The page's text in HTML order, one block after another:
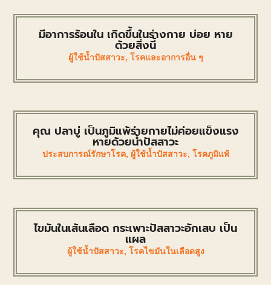
มีอาการร้อนใน เกิดขึ้นในร่างกาย บ่อย หาย
ด้วยสิ่งนี้
ผู้ใช้น้ำปัสสาวะ, โรคและอาการอื่น ๆ
คุณ ปลาบู่ เป็นภูมิแพ้ร่ายกายไม่ค่อยแข็งแรง
หายด้วยน้ำปัสสาวะ
ประสบการณ์รักษาโรค, ผู้ใช้น้ำปัสสาวะ, โรคภูมิแพ้
ไขมันในเส้นเลือด กระเพาะปัสสาวะอักเสบ เป็น
แผล
ผู้ใช้น้ำปัสสาวะ, โรคไขมันในเลือดสูง